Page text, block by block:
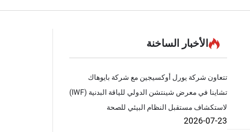
الأخبار الساخنة
تتعاون شركة يورل أوكسيجين مع شركة بايوهاك
تشاينا في معرض شينتشن الدولي للياقة البدنية (IWF)
لاستكشاف مستقبل النظام البيئي للصحة
2026-07-23